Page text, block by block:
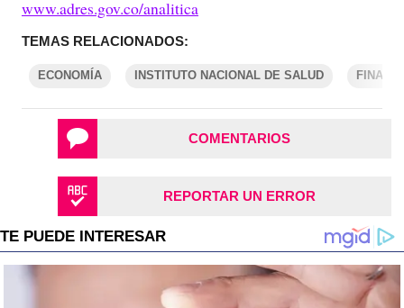
www.adres.gov.co/analitica
TEMAS RELACIONADOS:
ECONOMÍA INSTITUTO NACIONAL DE SALUD
COMENTARIOS
REPORTAR UN ERROR